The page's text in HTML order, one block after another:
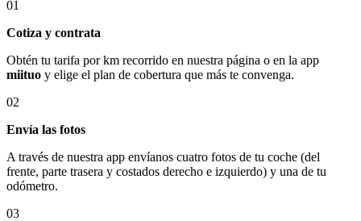
01
Cotiza y contrata
Obtén tu tarifa por km recorrido en nuestra página o en la app
miituo y elige el plan de cobertura que más te convenga.
02
Envía las fotos
A través de nuestra app envíanos cuatro fotos de tu coche (del
frente, parte trasera y costados derecho e izquierdo) y una de tu
odómetro.
03